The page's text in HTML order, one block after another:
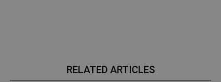
RELATED ARTICLES